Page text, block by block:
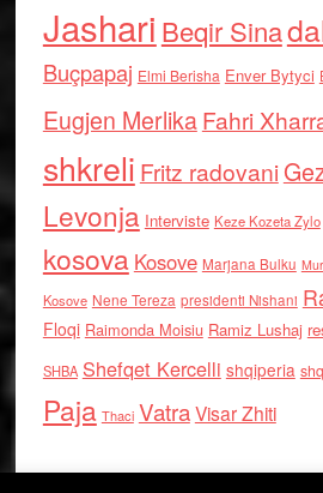
Jashari Beqir Sina
Buçpapaj Elmi Berisha Enver Bytyci
Eugjen MerlikaFahri
shkreli Fritz radovani
Levonja Interviste Keze Kozeta Zylo
kosova Kosove Marjana Bulku
Kosove Nene Tereza presidenti Nishani
Floqi Raimonda Moisiu Ramiz Lushaj
SHBA Shefqet Kercelli shqiperia
Paja Thaci VatraVisar Zhiti